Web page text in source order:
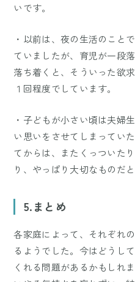
いです。
・以前は、夜の生活のこと
ていましたが、育児が一段
落ち着くと、そういった欲
１回程度でしています。
・子どもが小さい頃は夫婦
い思いをさせてしまってい
てからは、またくっついた
り、やっぱり大切なものだ
5.まとめ
各家庭によって、それぞれ
るようでした。今はどうし
くれる問題があるかもしれ